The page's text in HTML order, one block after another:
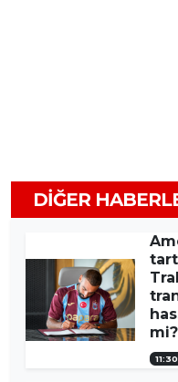
DIĞER
mi?
11:30